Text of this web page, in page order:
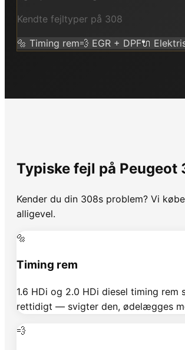
Kendte fejltyper på 308
🔩 Timing rem💨 EGR + DPF🔌
Typiske fejl på Peugeot
Kender du din 308s problem? Vi
alligevel.
🔩
Timing rem
1.6 HDi og 2.0 HDi diesel timing rem
rettidigt — svigter den, ødelægges
💨